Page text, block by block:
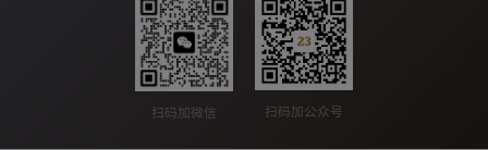
扫码加微信 扫码加公众号